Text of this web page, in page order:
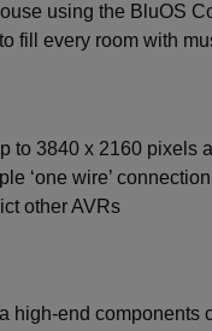
using the BluOS
fill every room with
3840 x 2160 pixels
‘one wire’
other AVRs
high-end components